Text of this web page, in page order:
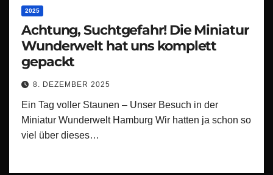
2025
Achtung, Suchtgefahr! Die Miniatur
Wunderwelt hat uns komplett
gepackt
8. DEZEMBER 2025
Ein Tag voller Staunen – Unser Besuch in der
Miniatur Wunderwelt Hamburg Wir hatten ja schon so
viel über dieses…